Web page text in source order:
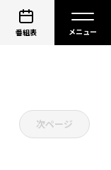
番組表
次ページ